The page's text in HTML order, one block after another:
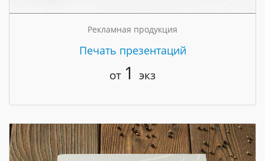
Рекламная продукция
Печать презентаций
от 1 экз